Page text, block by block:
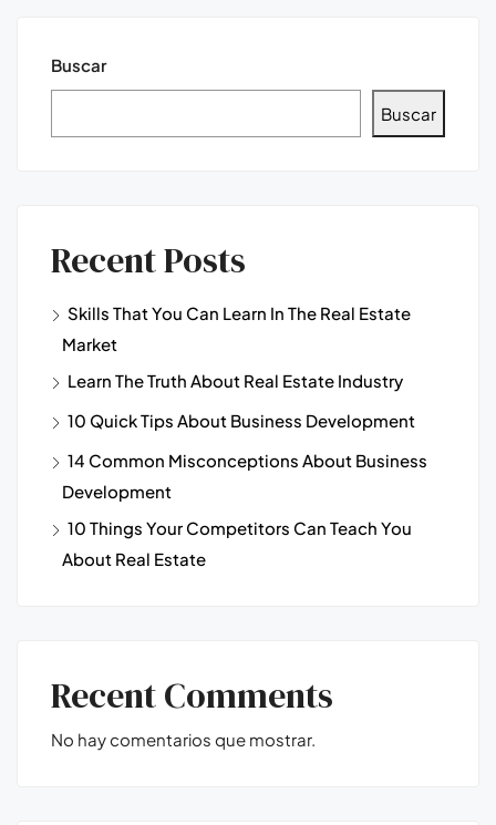
Buscar
Buscar
Recent Posts
Skills That You Can Learn In The Real Estate
Market
Learn The Truth About Real Estate Industry
10 Quick Tips About Business Development
14 Common Misconceptions About Business
Development
10 Things Your Competitors Can Teach You
About Real Estate
Recent Comments
No hay comentarios que mostrar.